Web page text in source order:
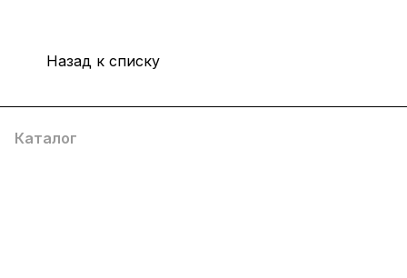
Назад к списку
Каталог